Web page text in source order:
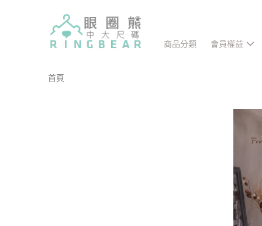
商品分類 會員權益
首頁